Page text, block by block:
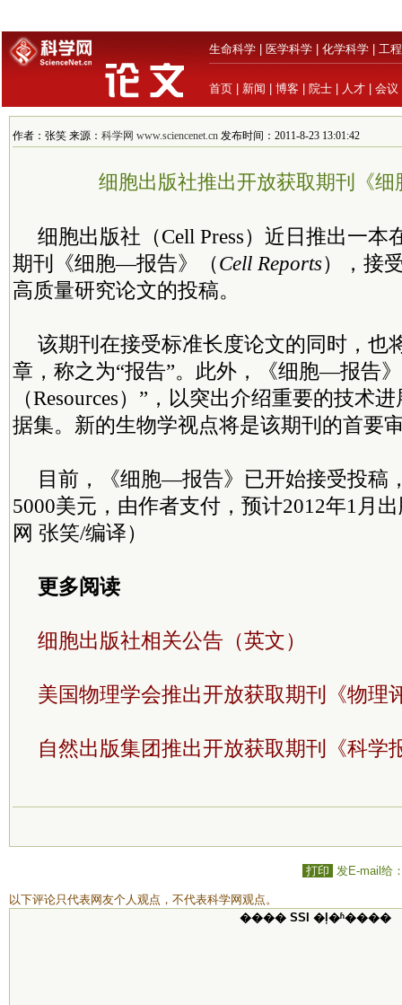
生命科学 医学科学 化学科学 工
首页 新闻 博客 院士 人才 会议
作者：张笑 来源： 科学网 www.sciencenet.cn 发布时间：2011-8-23 13:01:42
细胞出版社推出开放获取期刊《
细胞出版社（Cell Press）近日推出一本
期刊《细胞—报告》（Cell Reports），接
高质量研究论文的投稿。
该期刊在接受标准长度论文的同时，也
章，称之为“报告”。此外，《细胞—报告
（Resources）”，以突出介绍重要的技术
据集。新的生物学视点将是该期刊的首要
目前，《细胞—报告》已开始接受投稿
5000美元，由作者支付，预计2012年1月
网 张笑/编译）
更多阅读
细胞出版社相关公告（英文）
美国物理学会推出开放获取期刊《物理
自然出版集团推出开放获取期刊《科学
打印 发E-mail给
以下评论只代表网友个人观点，不代表科学网观点。
���� SSI �ļ�ʱ����